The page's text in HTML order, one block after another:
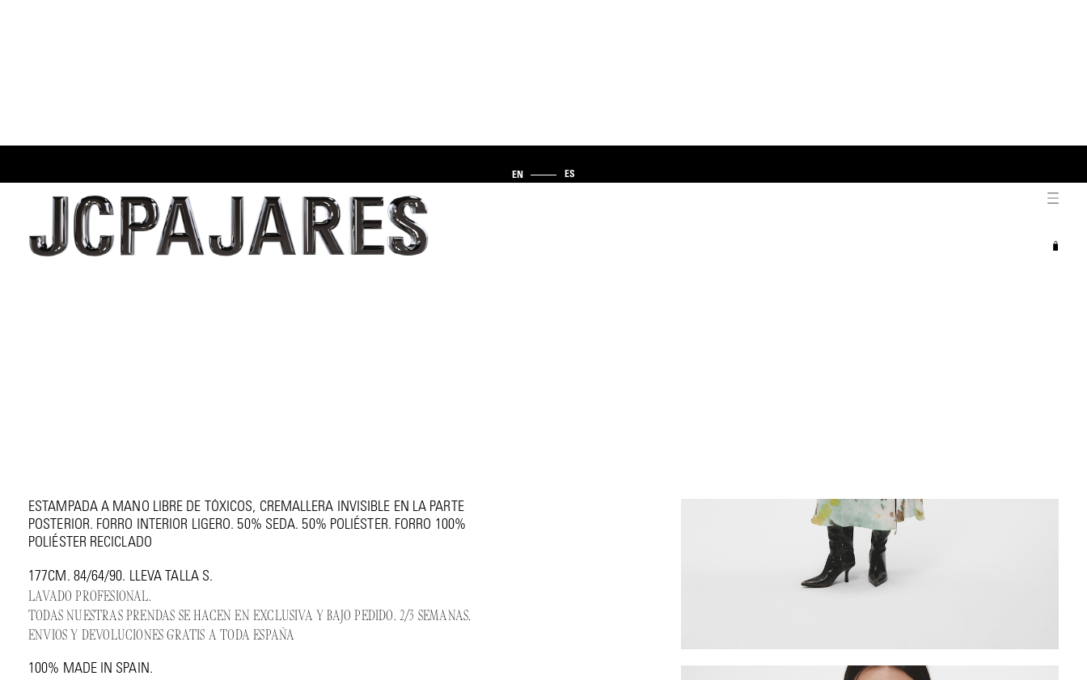
EN ES
ESTAMPADA A MANO LIBRE DE TÓXICOS, CREMALLERA INVISIBLE EN LA PARTE
POSTERIOR. FORRO INTERIOR LIGERO. 50% SEDA. 50% POLIÉSTER. FORRO 100%
POLIÉSTER RECICLADO
177CM. 84/64/90. LLEVA TALLA S.
LAVADO PROFESIONAL.
TODAS NUESTRAS PRENDAS SE HACEN EN EXCLUSIVA Y BAJO PEDIDO. 2/3 SEMANAS.
ENVIOS Y DEVOLUCIONES GRATIS A TODA ESPAÑA
100% MADE IN SPAIN.